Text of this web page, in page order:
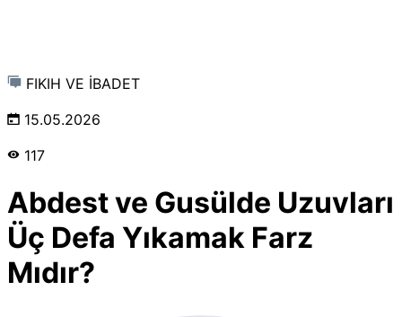
FIKIH VE İBADET
15.05.2026
117
Abdest ve Gusülde Uzuvları
Üç Defa Yıkamak Farz
Mıdır?